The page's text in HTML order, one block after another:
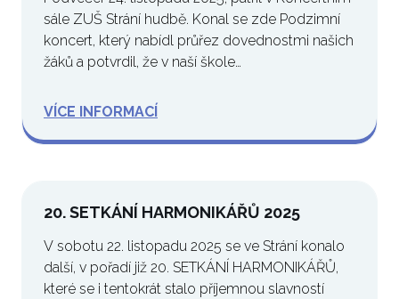
sále ZUŠ Strání hudbě. Konal se zde Podzimní
koncert, který nabídl průřez dovednostmi našich
žáků a potvrdil, že v naší škole…
VÍCE INFORMACÍ
20. SETKÁNÍ HARMONIKÁŘŮ 2025
V sobotu 22. listopadu 2025 se ve Strání konalo
další, v pořadí již 20. SETKÁNÍ HARMONIKÁŘŮ,
které se i tentokrát stalo příjemnou slavností